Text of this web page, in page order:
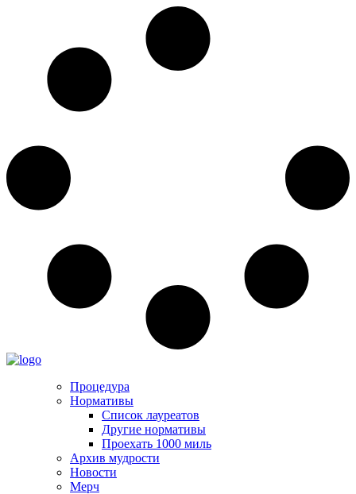
Процедура
Нормативы
Список лауреатов
Другие нормативы
Проехать 1000 миль
Архив мудрости
Новости
Мерч